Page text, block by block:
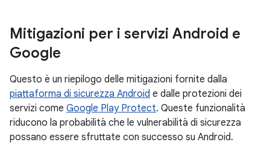
Mitigazioni per i servizi Android e
Google
Questo è un riepilogo delle mitigazioni fornite dalla
piattaforma di sicurezza Android e dalle protezioni dei
servizi come Google Play Protect. Queste funzionalità
riducono la probabilità che le vulnerabilità di sicurezza
possano essere sfruttate con successo su Android.